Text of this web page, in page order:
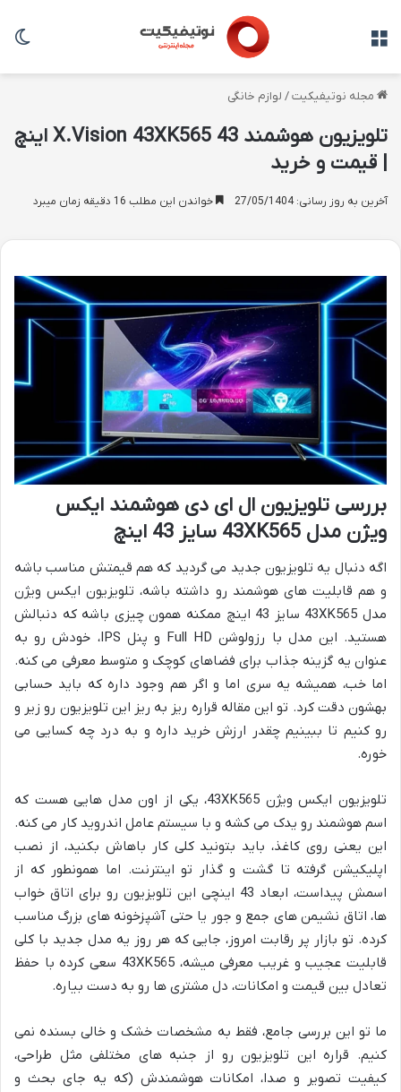
مجله نوتیفیکیت/ لوازم خانگی
تلویزیون هوشمند X.Vision 43XK565 43 اینچ
| قیمت و خرید
آخرین به روز رسانی: 27/05/1404 خواندن این مطلب 16 دقیقه زمان میبرد
بررسی تلویزیون ال ای دی هوشمند ایکس
ویژن مدل 43XK565 سایز 43 اینچ
اگه دنبال یه تلویزیون جدید می گردید که هم قیمتش مناسب باشه
و هم قابلیت های هوشمند رو داشته باشه، تلویزیون ایکس ویژن
مدل 43XK565 سایز 43 اینچ ممکنه همون چیزی باشه که دنبالش
هستید. این مدل با رزولوشن Full HD و پنل IPS، خودش رو به
عنوان یه گزینه جذاب برای فضاهای کوچک و متوسط معرفی می کنه.
اما خب، همیشه یه سری اما و اگر هم وجود داره که باید حسابی
بهشون دقت کرد. تو این مقاله قراره ریز به ریز این تلویزیون رو زیر و
رو کنیم تا ببینیم چقدر ارزش خرید داره و به درد چه کسایی می
خوره.
تلویزیون ایکس ویژن 43XK565، یکی از اون مدل هایی هست که
اسم هوشمند رو یدک می کشه و با سیستم عامل اندروید کار می کنه.
این یعنی روی کاغذ، باید بتونید کلی کار باهاش بکنید، از نصب
اپلیکیشن گرفته تا گشت و گذار تو اینترنت. اما همونطور که از
اسمش پیداست، ابعاد 43 اینچی این تلویزیون رو برای اتاق خواب
ها، اتاق نشیمن های جمع و جور یا حتی آشپزخونه های بزرگ مناسب
کرده. تو بازار پر رقابت امروز، جایی که هر روز یه مدل جدید با کلی
قابلیت عجیب و غریب معرفی میشه، 43XK565 سعی کرده با حفظ
تعادل بین قیمت و امکانات، دل مشتری ها رو به دست بیاره.
ما تو این بررسی جامع، فقط به مشخصات خشک و خالی بسنده نمی
کنیم. قراره این تلویزیون رو از جنبه های مختلفی مثل طراحی،
کیفیت تصویر و صدا، امکانات هوشمندش (که یه جای بحث و